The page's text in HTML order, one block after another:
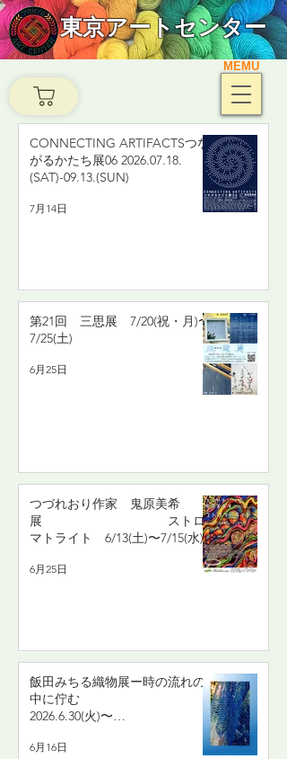
東京アートセンター
MEMU
CONNECTING ARTIFACTSつな
がるかたち展06 2026.07.18.
(SAT)-09.13.(SUN)
7月14日
第21回 三思展 7/20(祝・月)〜
7/25(土)
6月25日
つづれおり作家 鬼原美希
展 ストロ
マトライト 6/13(土)〜7/15(水)
6月25日
飯田みちる織物展ー時の流れの
中に佇む
2026.6.30(火)〜
7.5(日)
もじり織と絣の手織り布の展
6月16日